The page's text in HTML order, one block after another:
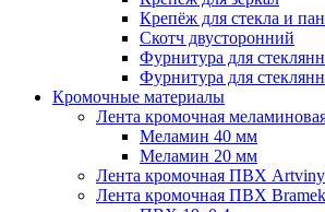
Крепёж для стекла и
Скотч двусторонний
Фурнитура для
Фурнитура для
Кромочные материалы
Лента кромочная
Меламин 40 мм
Меламин 20 мм
Лента кромочная ПВХ
Лента кромочная ПВХ Bramek